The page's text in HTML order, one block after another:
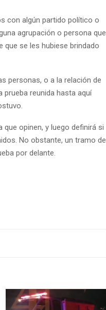
con algún partido político o
agrupación o persona que
que se les hubiese brindado
personas, o a la relación de
reunida hasta aquí
opinen, y luego definirá si
No obstante, un tramo de
por delante.